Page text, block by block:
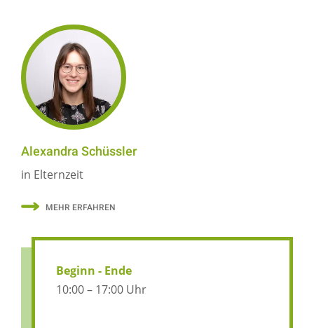
Alexandra Schüssler
in Elternzeit
MEHR ERFAHREN
Beginn - Ende
10:00 – 17:00 Uhr